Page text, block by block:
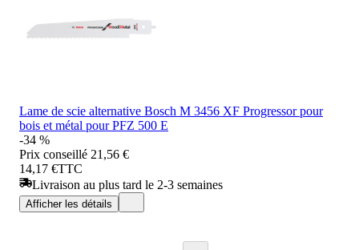
Lame de scie alternative Bosch M 3456 XF Progressor pour
bois et métal pour PFZ 500 E
-34 %
Prix conseillé 21,56 €
14,17 €TTC
Livraison au plus tard le 2-3 semaines
Afficher les détails